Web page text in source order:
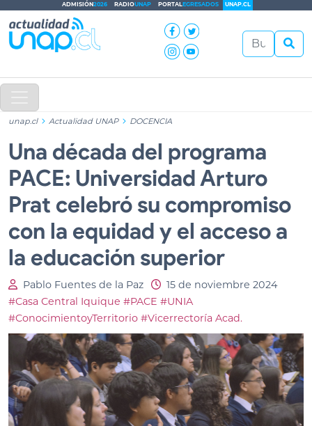
ADMISIÓN2026 RADIOUNAP PORTALEGRESADOS UNAP.CL
unap.cl Actualidad UNAP DOCENCIA
Una década del programa
PACE: Universidad Arturo
Prat celebró su compromiso
con la equidad y el acceso a
la educación superior
Pablo Fuentes de la Paz
15 de noviembre 2024
#Casa Central Iquique #PACE #UNIA
#ConocimientoyTerritorio #Vicerrectoría Acad.